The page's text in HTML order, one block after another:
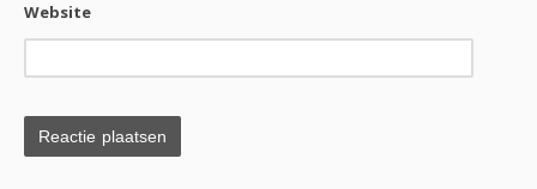
Website